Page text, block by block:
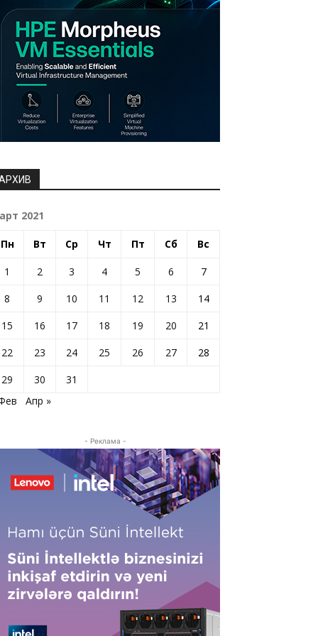
2021
Пн Вт Ср Чт Пт Сб Вс
1 2 3 4 5 6
7
8
9 10 11 12 13
14
15
16 17 18 19 20
21
22
23 24 25 26 27
28
29
30
31
Апр »
- Реклама -